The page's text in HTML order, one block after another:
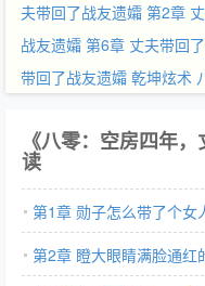
夫带回了战友遗孀 第2章
战友遗孀 第6章 丈夫带回
带回了战友遗孀 乾坤炫术
《八零：空房四年
读
第1章 勋子怎么带了个女
第2章 瞪大眼睛满脸通红